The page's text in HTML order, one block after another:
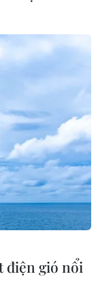
THANH
dụng
điện gió nổi